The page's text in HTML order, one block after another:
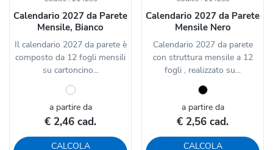
Calendario 2027 da Parete
Mensile, Bianco
Il calendario 2027 da parete è
composto da 12 fogli mensili
su cartoncino...
a partire da
€ 2,46 cad.
CALCOLA
Calendario 2027 da Parete
Mensile Nero
Calendario 2027 da parete
con struttura mensile a 12
fogli , realizzato su...
a partire da
€ 2,56 cad.
CALCOLA